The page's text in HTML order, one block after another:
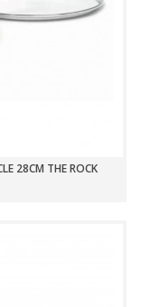
28CM THE ROCK